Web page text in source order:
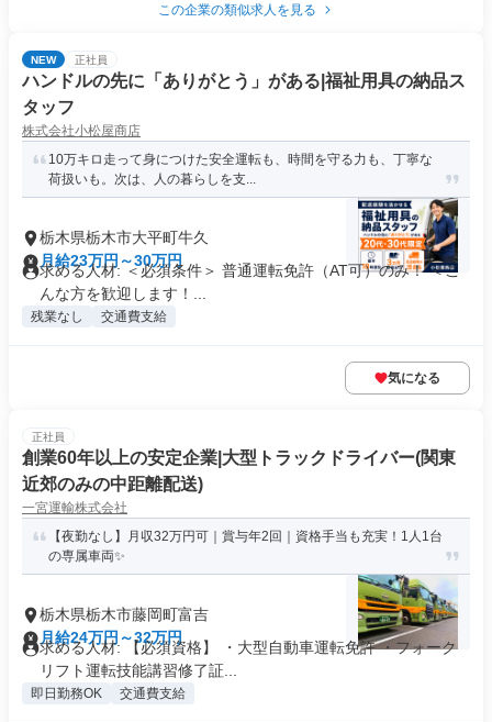
この企業の類似求人を見る
NEW 正社員
ハンドルの先に「ありがとう」がある|福祉用具の納品ス
タッフ
株式会社小松屋商店
10万キロ走って身につけた安全運転も、時間を守る力も、丁寧な
荷扱いも。次は、人の暮らしを支...
栃木県栃木市大平町牛久
月給23万円～30万円
求める人材: ＜必須条件＞ 普通運転免許（AT可）のみ！ ＜こ
んな方を歓迎します！...
残業なし 交通費支給
気になる
正社員
創業60年以上の安定企業|大型トラックドライバー(関東
近郊のみの中距離配送)
一宮運輸株式会社
【夜勤なし】月収32万円可｜賞与年2回｜資格手当も充実！1人1台
の専属車両✨
栃木県栃木市藤岡町富吉
月給24万円～32万円
求める人材: 【必須資格】 ・大型自動車運転免許 ・フォーク
リフト運転技能講習修了証...
即日勤務OK 交通費支給